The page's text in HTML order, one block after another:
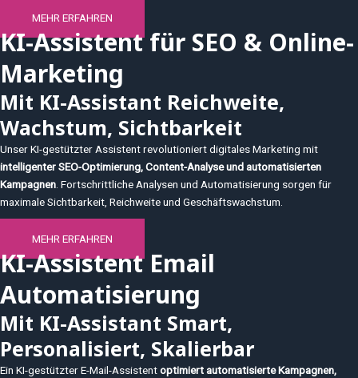
MEHR ERFAHREN
KI-Assistent für SEO & Online-
Marketing
Mit KI-Assistant Reichweite,
Wachstum, Sichtbarkeit
Unser KI-gestützter Assistent revolutioniert digitales Marketing mit
intelligenter SEO-Optimierung, Content-Analyse und automatisierten
Kampagnen. Fortschrittliche Analysen und Automatisierung sorgen für
maximale Sichtbarkeit, Reichweite und Geschäftswachstum.
MEHR ERFAHREN
KI-Assistent Email
Automatisierung
Mit KI-Assistant Smart,
Personalisiert, Skalierbar
Ein KI-gestützter E-Mail-Assistentoptimiert automatisierte Kampagnen,